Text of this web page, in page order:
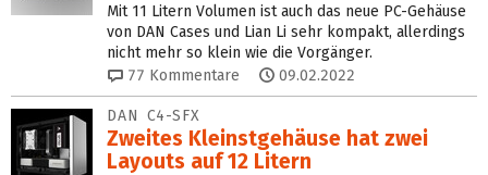
Mit 11 Litern Volumen ist auch das neue PC-Gehäuse
von DAN Cases und Lian Li sehr kompakt, allerdings
nicht mehr so klein wie die Vorgänger.
77 Kommentare 09.02.2022
DAN C4-SFX
Zweites Kleinstgehäuse hat zwei
Layouts auf 12 Litern